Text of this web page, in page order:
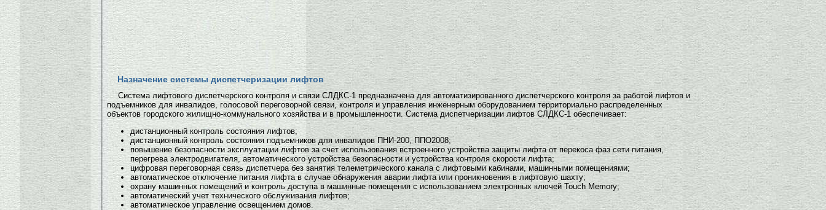
Назначение системы диспетчеризации лифтов
Система лифтового диспетчерского контроля и связи СЛДКС-1 предназначена для автоматизированного диспетчерского контроля за работой лифтов и
подъемников для инвалидов, голосовой переговорной связи, контроля и управления инженерным оборудованием территориально распределенных
объектов городского жилищно-коммунального хозяйства и в промышленности. Система диспетчеризации лифтов СЛДКС-1 обеспечивает:
дистанционный контроль состояния лифтов;
дистанционный контроль состояния подъемников для инвалидов ПНИ-200, ППО2008;
повышение безопасности эксплуатации лифтов за счет использования встроенного устройства защиты лифта от перекоса фаз сети питания,
перегрева электродвигателя, автоматического устройства безопасности и устройства контроля скорости лифта;
цифровая переговорная связь диспетчера без занятия телеметрического канала с лифтовыми кабинами, машинными помещениями;
автоматическое отключение питания лифта в случае обнаружения аварии лифта или проникновения в лифтовую шахту;
охрану машинных помещений и контроль доступа в машинные помещения с использованием электронных ключей Touch Memory;
автоматический учет технического обслуживания лифтов;
автоматическое управление освещением домов.